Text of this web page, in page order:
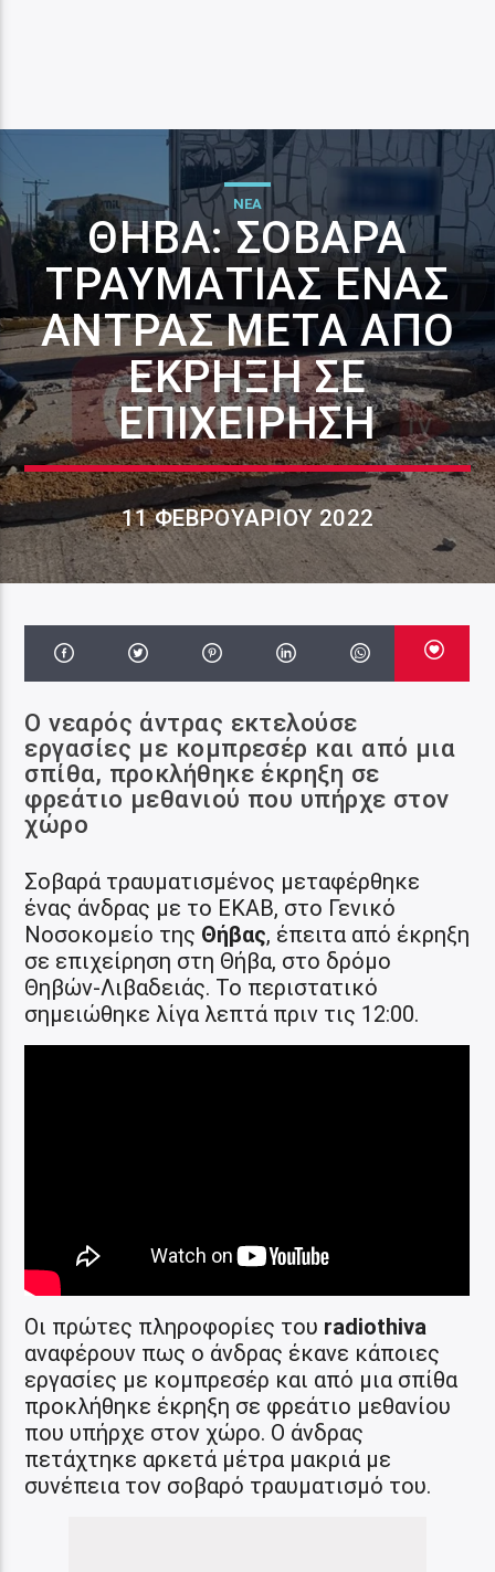
ΝΕΑ
ΘΉΒΑ: ΣΟΒΑΡΆ
ΤΡΑΥΜΑΤΊΑΣ ΈΝΑΣ
ΆΝΤΡΑΣ ΜΕΤΆ ΑΠΌ
ΈΚΡΗΞΗ ΣΕ
ΕΠΙΧΕΊΡΗΣΗ
11 ΦΕΒΡΟΥΑΡΊΟΥ 2022
Ο νεαρός άντρας εκτελούσε
εργασίες με κομπρεσέρ και από μια
σπίθα, προκλήθηκε έκρηξη σε
φρεάτιο μεθανιού που υπήρχε στον
χώρο
Σοβαρά τραυματισμένος μεταφέρθηκε
ένας άνδρας με το ΕΚΑΒ, στο Γενικό
Νοσοκομείο της Θήβας, έπειτα από έκρηξη
σε επιχείρηση στη Θήβα, στο δρόμο
Θηβών-Λιβαδειάς. To περιστατικό
σημειώθηκε λίγα λεπτά πριν τις 12:00.
Οι πρώτες πληροφορίες του radiothiva
αναφέρουν πως ο άνδρας έκανε κάποιες
εργασίες με κομπρεσέρ και από μια σπίθα
προκλήθηκε έκρηξη σε φρεάτιο μεθανίου
που υπήρχε στον χώρο. Ο άνδρας
πετάχτηκε αρκετά μέτρα μακριά με
συνέπεια τον σοβαρό τραυματισμό του.